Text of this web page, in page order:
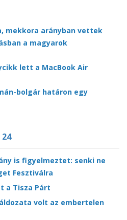
mekkora arányban vettek
a magyarok
lett a MacBook Air
bolgár határon egy
24
is figyelmeztet: senki ne
Fesztiválra
a Tisza Párt
volt az embertelen